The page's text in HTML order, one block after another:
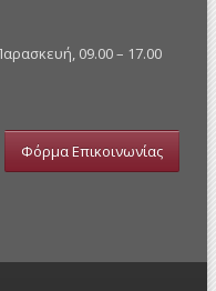
09.00 – 17.00
Φόρμα Επικοινωνίας